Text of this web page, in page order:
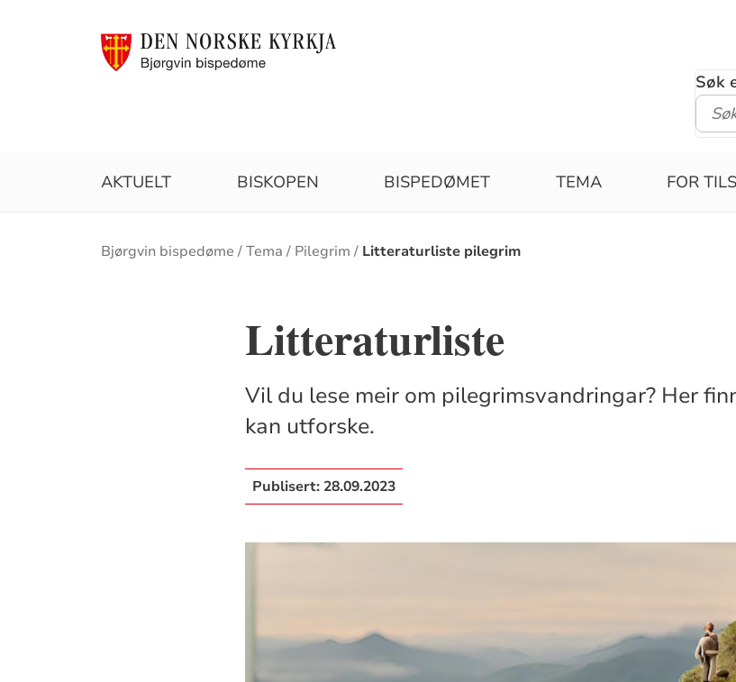
Søk
AKTUELT BISKOPEN BISPEDØMET TEMA FOR
Brødsmulesti
Bjørgvin bispedøme Tema Pilegrim Litteraturliste pilegrim
Litteraturliste
Vil du lese meir om pilegrimsvandringar? Her
kan utforske.
Publisert: 28.09.2023